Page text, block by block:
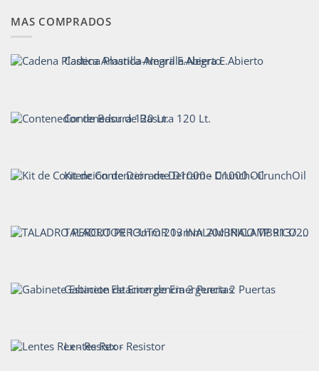
MAS COMPRADOS
Cadena Plastica Amarilla-Negra E.Abierto
Contenedor de Basura 120 Lt.
Kit de Contención de Derrame D1000 - CrunchOil
TALADRO PERCUTOR 13mm 20v INALAMBRICO TP 913/20 C1
Gabinete Estacion de Emergencia 2 Puertas
Lentes Rex - Resistor